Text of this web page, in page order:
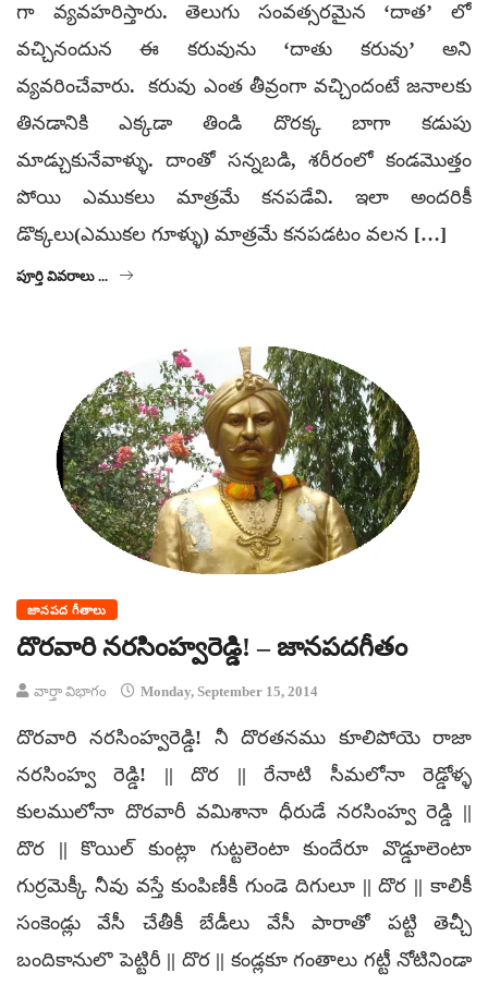
గా వ్యవహరిస్తారు. తెలుగు సంవత్సరమైన ‘దాత’ లో
వచ్చినందున ఈ కరువును ‘దాతు కరువు’ అని
వ్యవరించేవారు. కరువు ఎంత తీవ్రంగా వచ్చిందంటే జనాలకు
తినడానికి ఎక్కడా తిండి దొరక్క బాగా కడుపు
మాడ్చుకునేవాళ్ళు. దాంతో సన్నబడి, శరీరంలో కండమొత్తం
పోయి ఎముకలు మాత్రమే కనపడేవి. ఇలా అందరికీ
డొక్కలు(ఎముకల గూళ్ళు) మాత్రమే కనపడటం వలన […]
పూర్తి వివరాలు ...
జానపద గీతాలు
దొరవారి నరసింహ్వరెడ్డి! – జానపదగీతం
వార్తా విభాగం Monday, September 15, 2014
దొరవారి నరసింహ్వరెడ్డి! నీ దొరతనము కూలిపోయె రాజా
నరసింహ్వ రెడ్డి! || దొర || రేనాటి సీమలోనా రెడ్డోళ్ళ
కులములోనా దొరవారీ వమిశానా ధీరుడే నరసింహ్వ రెడ్డి ||
దొర || కొయిల్ కుంట్లా గుట్టలెంటా కుందేరూ వొడ్డూలెంటా
గుర్రమెక్కీ నీవు వస్తే కుంపిణీకీ గుండె దిగులూ || దొర || కాలికీ
సంకెండ్లు వేసీ చేతీకీ బేడీలు వేసీ పారాతో పట్టి తెచ్చీ
బందికానులొ పెట్టిరీ || దొర || కండ్లకూ గంతాలు గట్టీ నోటినిండా